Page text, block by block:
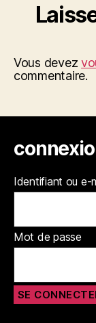
Vous devez
commentaire.
Identifiant ou e-
Mot de passe